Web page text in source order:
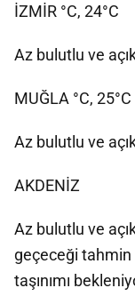
İZMİR °C, 24°C
Az bulutlu ve
MUĞLA °C, 25°C
Az bulutlu ve
AKDENİZ
Az bulutlu ve
geçeceği
taşınımı